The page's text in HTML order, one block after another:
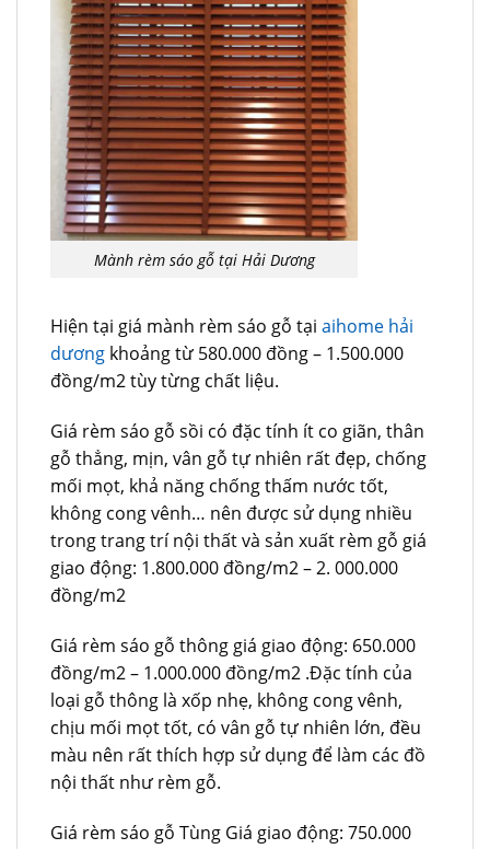
Mành rèm sáo gỗ tại Hải Dương
Hiện tại giá mành rèm sáo gỗ tại aihome hải
dương khoảng từ 580.000 đồng – 1.500.000
đồng/m2 tùy từng chất liệu.
Giá rèm sáo gỗ sồi có đặc tính ít co giãn, thân
gỗ thẳng, mịn, vân gỗ tự nhiên rất đẹp, chống
mối mọt, khả năng chống thấm nước tốt,
không cong vênh… nên được sử dụng nhiều
trong trang trí nội thất và sản xuất rèm gỗ giá
giao động: 1.800.000 đồng/m2 – 2. 000.000
đồng/m2
Giá rèm sáo gỗ thông giá giao động: 650.000
đồng/m2 – 1.000.000 đồng/m2 .Đặc tính của
loại gỗ thông là xốp nhẹ, không cong vênh,
chịu mối mọt tốt, có vân gỗ tự nhiên lớn, đều
màu nên rất thích hợp sử dụng để làm các đồ
nội thất như rèm gỗ.
Giá rèm sáo gỗ Tùng Giá giao động: 750.000